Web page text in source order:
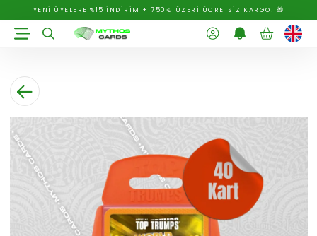
YENİ ÜYELERE %15 İNDİRİM + 750₺ ÜZERİ ÜCRETSİZ KARGO! 🎁